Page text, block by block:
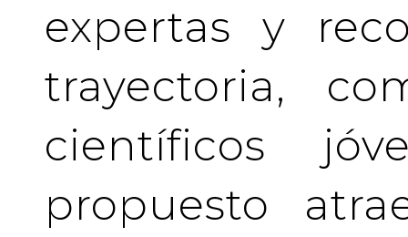
expertas y
trayectoria,
científicos
propuesto